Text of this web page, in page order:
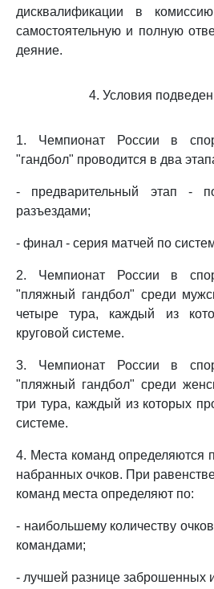
дисквалификации в
самостоятельную и полную
деяние.
4. Условия
1. Чемпионат России в
"гандбол" проводится в два
- предварительный этап -
разъездами;
- финал - серия матчей по
2. Чемпионат России в
"пляжный гандбол" среди
четыре тура, каждый из
круговой системе.
3. Чемпионат России в
"пляжный гандбол" среди
три тура, каждый из которых
системе.
4. Места команд определяются
набранных очков. При
команд места определяют по:
- наибольшему количеству
командами;
- лучшей разнице заброшенных